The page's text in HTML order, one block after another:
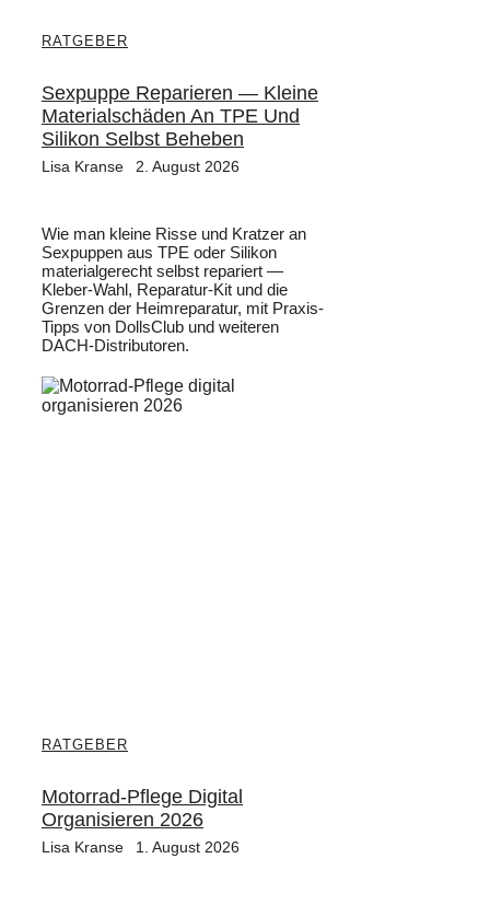
RATGEBER
Sexpuppe Reparieren — Kleine
Materialschäden An TPE Und
Silikon Selbst Beheben
Lisa Kranse 2. August 2026
Wie man kleine Risse und Kratzer an
Sexpuppen aus TPE oder Silikon
materialgerecht selbst repariert —
Kleber-Wahl, Reparatur-Kit und die
Grenzen der Heimreparatur, mit Praxis-
Tipps von DollsClub und weiteren
DACH-Distributoren.
RATGEBER
Motorrad-Pflege Digital
Organisieren 2026
Lisa Kranse 1. August 2026